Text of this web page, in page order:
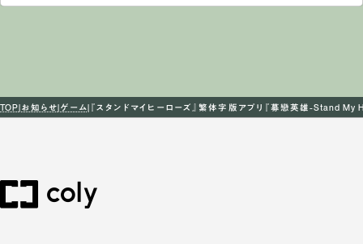
TOP お知らせ ゲーム 『スタンドマイヒーローズ』繁体字版アプリ『募戀英雄-Stand